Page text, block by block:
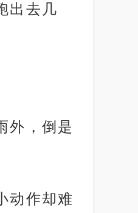
出去几
外，倒是
动作却难